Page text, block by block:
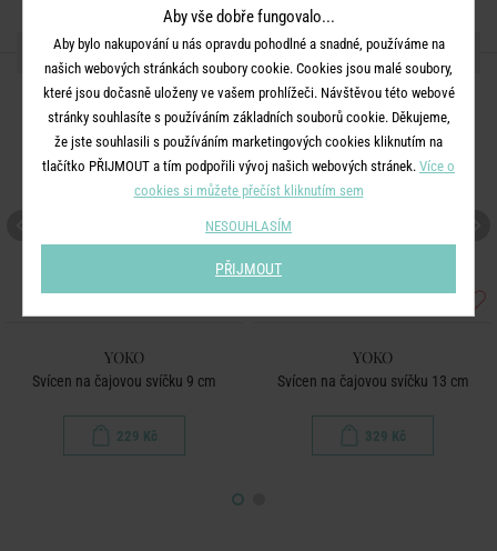
DALŠÍ PRODUKTY ZE SÉRIE
YOKO
Svícen na čajovou svíčku 9 cm
229 Kč
YOKO
Svícen na čajovou svíčku 13 cm
329 Kč
Aby vše dobře fungovalo...
Aby bylo nakupování u nás opravdu pohodlné a snadné, používáme na
našich webových stránkách soubory cookie. Cookies jsou malé soubory,
které jsou dočasně uloženy ve vašem prohlížeči. Návštěvou této webové
stránky souhlasíte s používáním základních souborů cookie. Děkujeme,
že jste souhlasili s používáním marketingových cookies kliknutím na
tlačítko PŘIJMOUT a tím podpořili vývoj našich webových stránek. Více o
cookies si můžete přečíst kliknutím sem
NESOUHLASÍM
PŘIJMOUT